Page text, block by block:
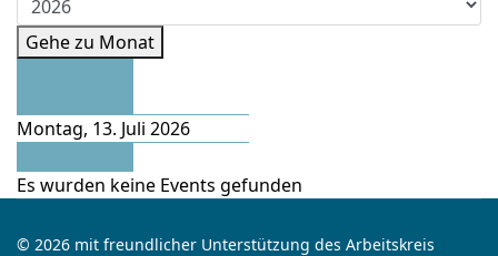
Gehe zu Monat
Montag, 13. Juli 2026
Es wurden keine Events gefunden
© 2026 mit freundlicher Unterstützung des Arbeitskreis